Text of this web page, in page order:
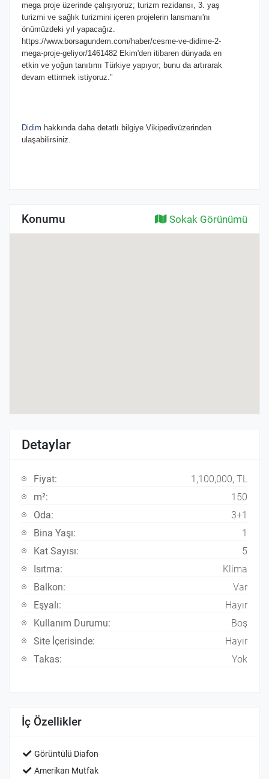
mega proje üzerinde çalışıyoruz; turizm rezidansı, 3. yaş
turizmi ve sağlık turizmini içeren projelerin lansmanı'nı
önümüzdeki yıl yapacağız.
https://www.borsagundem.com/haber/cesme-ve-didime-2-
mega-proje-geliyor/1461482 Ekim'den itibaren dünyada en
etkin ve yoğun tanıtımı Türkiye yapıyor; bunu da artırarak
devam ettirmek istiyoruz."
Didim hakkında daha detatlı bilgiye Vikipedivüzerinden
ulaşabilirsiniz.
Konumu Sokak Görünümü
Detaylar
Fiyat:
1,100,000, TL
m²:
150
Oda:
3+1
Bina Yaşı:
1
Kat Sayısı:
5
Isıtma:
Klima
Balkon:
Var
Eşyalı:
Hayır
Kullanım Durumu:
Boş
Site İçerisinde:
Hayır
Takas:
Yok
İç Özellikler
Görüntülü Diafon
Amerikan Mutfak